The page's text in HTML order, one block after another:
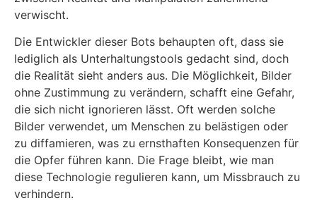
verwischt.
Die Entwickler dieser Bots behaupten oft, dass sie
lediglich als Unterhaltungstools gedacht sind, doch
die Realität sieht anders aus. Die Möglichkeit, Bilder
ohne Zustimmung zu verändern, schafft eine Gefahr,
die sich nicht ignorieren lässt. Oft werden solche
Bilder verwendet, um Menschen zu belästigen oder
zu diffamieren, was zu ernsthaften Konsequenzen für
die Opfer führen kann. Die Frage bleibt, wie man
diese Technologie regulieren kann, um Missbrauch zu
verhindern.